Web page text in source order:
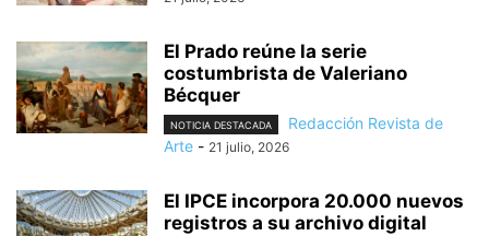
El Prado reúne la serie
costumbrista de Valeriano
Bécquer
NOTICIA DESTACADA
Redacción Revista de
Arte - 21 julio, 2026
El IPCE incorpora 20.000 nuevos
registros a su archivo digital